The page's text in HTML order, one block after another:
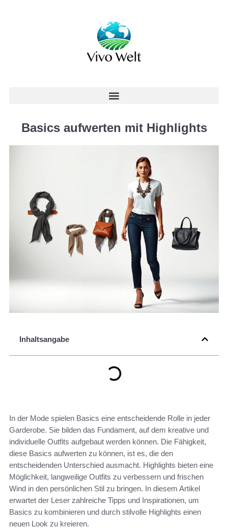
Basics aufwerten mit Highlights
Inhaltsangabe
In der Mode spielen Basics eine entscheidende Rolle in jeder
Garderobe. Sie bilden das Fundament, auf dem kreative und
individuelle Outfits aufgebaut werden können. Die Fähigkeit,
diese Basics aufwerten zu können, ist es, die den
entscheidenden Unterschied ausmacht. Highlights bieten eine
Möglichkeit, langweilige Outfits zu verbessern und frischen
Wind in den persönlichen Stil zu bringen. In diesem Artikel
erwartet der Leser zahlreiche Tipps und Inspirationen, um
Basics zu kombinieren und durch stilvolle Highlights einen
neuen Look zu kreieren.